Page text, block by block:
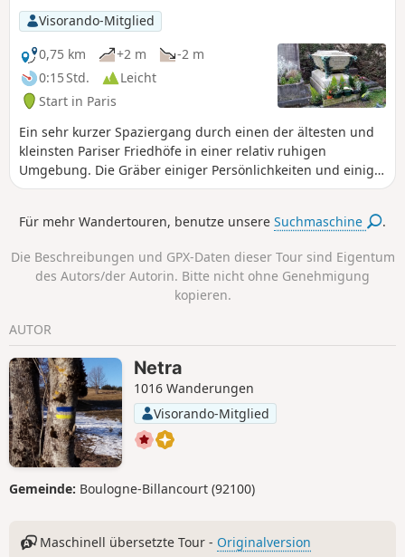
Visorando-Mitglied
0,75 km
+2 m
-2 m
0:15 Std.
Leicht
Start in Paris
Ein sehr kurzer Spaziergang durch einen der ältesten und
kleinsten Pariser Friedhöfe in einer relativ ruhigen
Umgebung. Die Gräber einiger Persönlichkeiten und einige
originelle Denkmäler erwarten den Besucher.
Für mehr Wandertouren, benutze unsereSuchmaschine .
Die Beschreibungen und GPX-Daten dieser Tour sind Eigentum
des Autors/der Autorin. Bitte nicht ohne Genehmigung
kopieren.
AUTOR
Netra
1016 Wanderungen
Visorando-Mitglied
Gemeinde: Boulogne-Billancourt (92100)
Maschinell übersetzte Tour - Originalversion